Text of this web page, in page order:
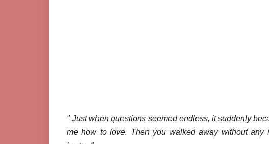
" Just when questions seemed endless, it suddenly
me how to love. Then you walked away without any